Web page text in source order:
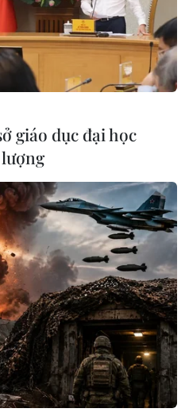
bốc xếp hàng, hành lý
chung 1 đội với BN1979,
với hành khách.
với SARS-CoV-2
Sơn Nhất
giáo dục đại học